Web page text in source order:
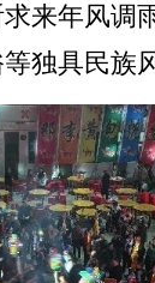
来年风
独具民族